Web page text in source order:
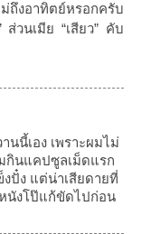
งอาทิตย์หรอกครับ
วนเมีย “เสียว” คับ
นี้เอง เพราะผมไม่
กินแคปซูลเม็ดแรก
ปั๋ง แต่น่าเสียดายที่
นังโป๊แก้ขัดไปก่อน